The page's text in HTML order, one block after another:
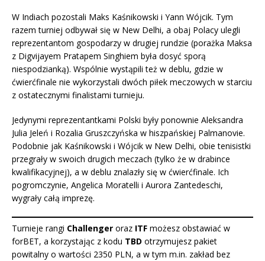
W Indiach pozostali Maks Kaśnikowski i Yann Wójcik. Tym
razem turniej odbywał się w New Delhi, a obaj Polacy ulegli
reprezentantom gospodarzy w drugiej rundzie (porażka Maksa
z Digvijayem Pratapem Singhiem była dosyć sporą
niespodzianką). Wspólnie wystąpili też w deblu, gdzie w
ćwierćfinale nie wykorzystali dwóch piłek meczowych w starciu
z ostatecznymi finalistami turnieju.
Jedynymi reprezentantkami Polski były ponownie Aleksandra
Julia Jeleń i Rozalia Gruszczyńska w hiszpańskiej Palmanovie.
Podobnie jak Kaśnikowski i Wójcik w New Delhi, obie tenisistki
przegrały w swoich drugich meczach (tylko że w drabince
kwalifikacyjnej), a w deblu znalazły się w ćwierćfinale. Ich
pogromczynie, Angelica Moratelli i Aurora Zantedeschi,
wygrały całą imprezę.
Turnieje rangi Challenger oraz ITF możesz obstawiać w
forBET, a korzystając z kodu TBD otrzymujesz pakiet
powitalny o wartości 2350 PLN, a w tym m.in. zakład bez